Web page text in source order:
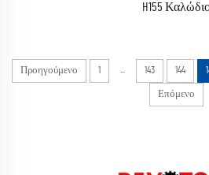
H155
Προηγούμενο 1 ... 143 144
Επόμενο